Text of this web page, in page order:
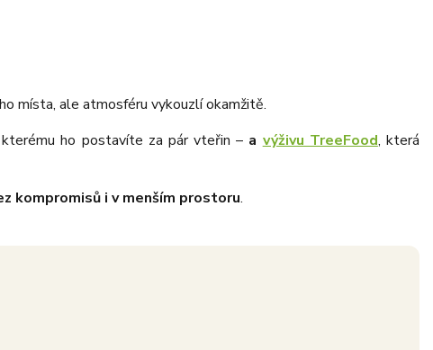
místa, ale atmosféru vykouzlí okamžitě.
ho postavíte za pár vteřin – a výživu TreeFood, která
kompromisů i v menším prostoru.